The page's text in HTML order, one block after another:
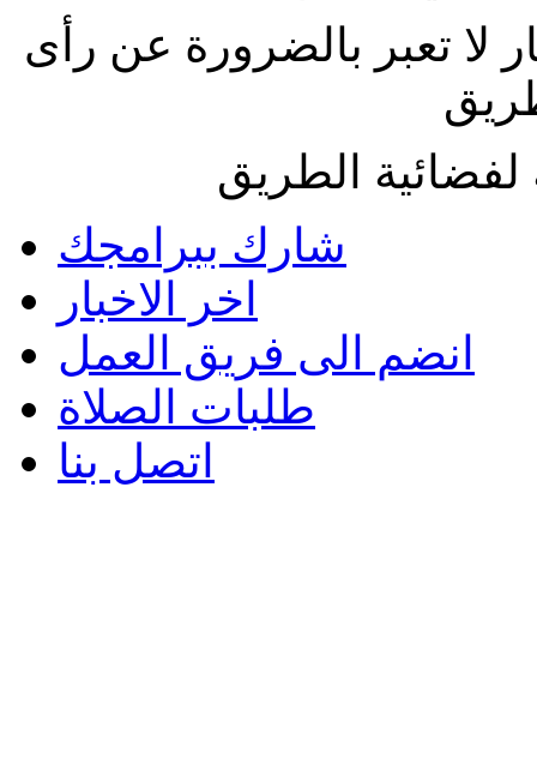
لا تعبر بالضرورة عن رأى
الطريق
شارك ببرامجك
اخر الاخبار
انضم الى فريق العمل
طلبات الصلاة
اتصل بنا